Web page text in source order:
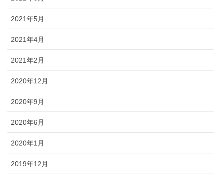
2021年5月
2021年4月
2021年2月
2020年12月
2020年9月
2020年6月
2020年1月
2019年12月